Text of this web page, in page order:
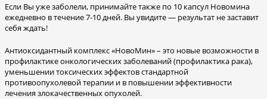
Если Вы уже заболели, принимайте также по 10 капсул Новомина
ежедневно в течение 7-10 дней. Вы увидите — результат не заставит
себя ждать!
Антиоксидантный комплекс «НовоМин» – это новые возможности в
профилактике онкологических заболеваний (профилактика рака),
уменьшении токсических эффектов стандартной
противоопухолевой терапии и в повышении эффективности
лечения злокачественных опухолей.